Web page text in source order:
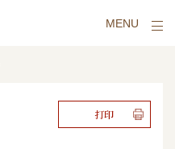
MENU
打印